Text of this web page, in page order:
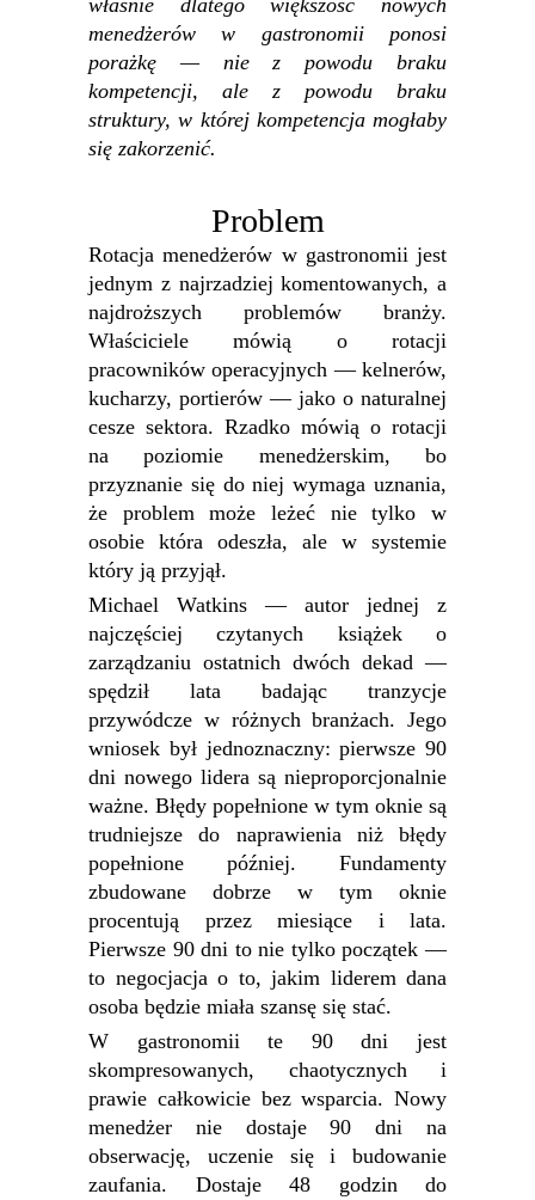
właśnie dlatego większość nowych
menedżerów w gastronomii ponosi
porażkę — nie z powodu braku
kompetencji, ale z powodu braku
struktury, w której kompetencja mogłaby
się zakorzenić.
Problem
Rotacja menedżerów w gastronomii jest
jednym z najrzadziej komentowanych, a
najdroższych problemów branży.
Właściciele mówią o rotacji
pracowników operacyjnych — kelnerów,
kucharzy, portierów — jako o naturalnej
cesze sektora. Rzadko mówią o rotacji
na poziomie menedżerskim, bo
przyznanie się do niej wymaga uznania,
że problem może leżeć nie tylko w
osobie która odeszła, ale w systemie
który ją przyjął.
Michael Watkins — autor jednej z
najczęściej czytanych książek o
zarządzaniu ostatnich dwóch dekad —
spędził lata badając tranzycje
przywódcze w różnych branżach. Jego
wniosek był jednoznaczny: pierwsze 90
dni nowego lidera są nieproporcjonalnie
ważne. Błędy popełnione w tym oknie są
trudniejsze do naprawienia niż błędy
popełnione później. Fundamenty
zbudowane dobrze w tym oknie
procentują przez miesiące i lata.
Pierwsze 90 dni to nie tylko początek —
to negocjacja o to, jakim liderem dana
osoba będzie miała szansę się stać.
W gastronomii te 90 dni jest
skompresowanych, chaotycznych i
prawie całkowicie bez wsparcia. Nowy
menedżer nie dostaje 90 dni na
obserwację, uczenie się i budowanie
zaufania. Dostaje 48 godzin do